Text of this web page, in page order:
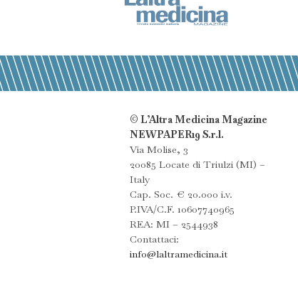
© L’Altra Medicina Magazine
NEWPAPER19 S.r.l.
Via Molise, 3
20085 Locate di Triulzi (MI) –
Italy
Cap. Soc. € 20.000 i.v.
P.IVA/C.F. 10607740965
REA: MI – 2544938
Contattaci:
info@laltramedicina.it